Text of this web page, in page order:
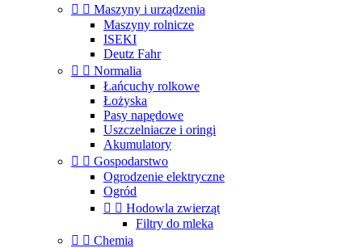
  Maszyny i urządzenia
Maszyny rolnicze
ISEKI
Deutz Fahr
  Normalia
Łańcuchy rolkowe
Łożyska
Pasy napędowe
Uszczelniacze i oringi
Akumulatory
  Gospodarstwo
Ogrodzenie elektryczne
Ogród
  Hodowla zwierząt
Filtry do mleka
  Chemia